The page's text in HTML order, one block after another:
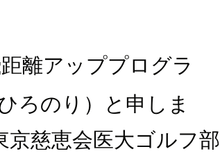
離アッププログラ
ろのり）と申しま
京慈恵会医大ゴルフ部